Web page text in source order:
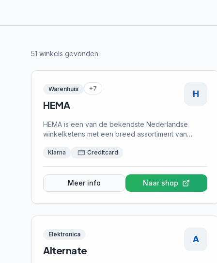
51 winkels gevonden
Warenhuis +7
HEMA
H
HEMA is een van de bekendste Nederlandse
winkelketens met een breed assortiment van
Met honderden winkels en een uitgebreide
kwaliteitsproducten voor het hele gezin. Online
kun je achteraf betalen via Klarna.
Klarna Creditcard
Meer info Naar shop
Elektronica
Alternate
A